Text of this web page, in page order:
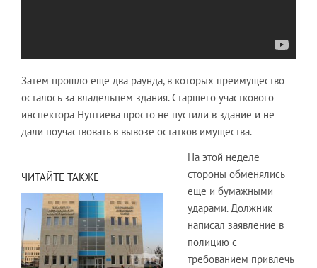
Затем прошло еще два раунда, в которых преимущество
осталось за владельцем здания. Старшего участкового
инспектора Нуптиева просто не пустили в здание и не
дали поучаствовать в вывозе остатков имущества.
ЧИТАЙТЕ ТАКЖЕ
На этой неделе
стороны обменялись
еще и бумажными
ударами. Должник
написал заявление в
полицию с
требованием привлечь